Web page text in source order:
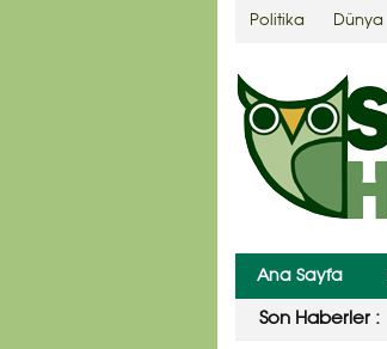
Politika Dünya
Ana Sayfa
Son Haberler :